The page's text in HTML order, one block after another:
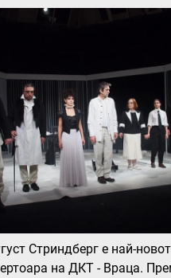
Стриндберг е най-
на ДКТ - Враца.